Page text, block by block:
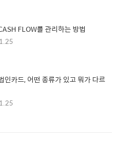
FLOW를 관리하는 방법
인카드, 어떤 종류가 있고 뭐가 다르